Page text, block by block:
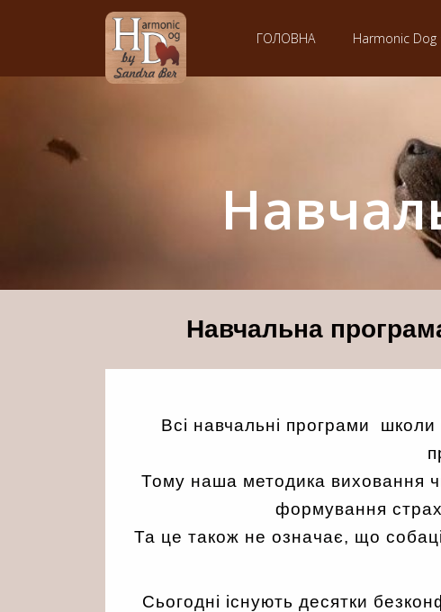
ГОЛОВНА Harmonic Dog
Навчальна
Всі навчальні програми
Тому наша методика виховання
формування
Та це також не означає, що
Сьогодні існують десятки